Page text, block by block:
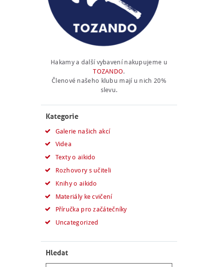
Hakamy a další vybavení nakupujeme u
TOZANDO.
Členové našeho klubu mají u nich 20%
slevu.
Kategorie
Galerie našich akcí
Videa
Texty o aikido
Rozhovory s učiteli
Knihy o aikido
Materiály ke cvičení
Příručka pro začátečníky
Uncategorized
Hledat